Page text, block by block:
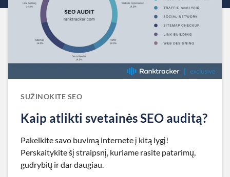
SUŽINOKITE SEO
Kaip atlikti svetainės SEO auditą?
Pakelkite savo buvimą internete į kitą lygį!
Perskaitykite šį straipsnį, kuriame rasite patarimų,
gudrybių ir dar daugiau.